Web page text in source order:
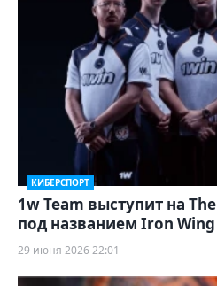
КИБЕРСПОРТ
1w Team выступит на
под названием Iron Wing
29 июня 2026 22:01